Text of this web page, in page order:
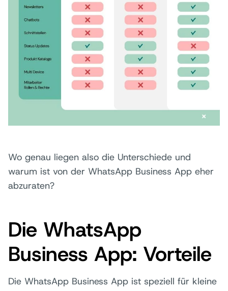
Wo genau liegen also die Unterschiede und
warum ist von der WhatsApp Business App eher
abzuraten?
Die WhatsApp
Business App: Vorteile
Die WhatsApp Business App ist speziell für kleine